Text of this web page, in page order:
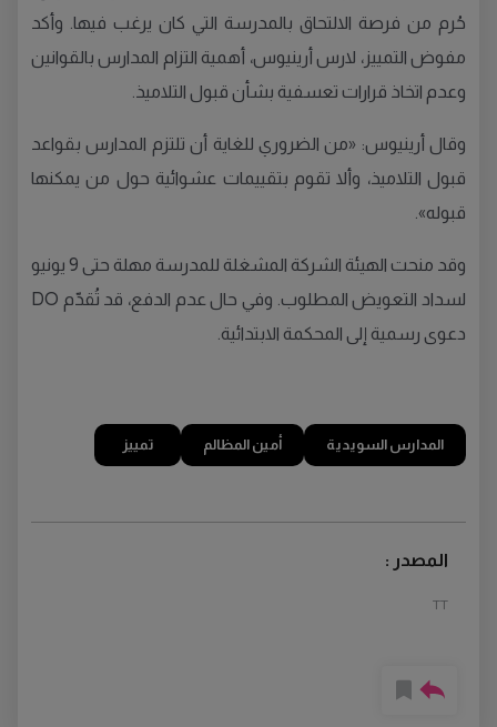
حُرم من فرصة الالتحاق بالمدرسة التي كان يرغب فيها. وأكد
مفوض التمييز، لارس أرينيوس، أهمية التزام المدارس بالقوانين
وعدم اتخاذ قرارات تعسفية بشأن قبول التلاميذ.
وقال أرينيوس: «من الضروري للغاية أن تلتزم المدارس بقواعد
قبول التلاميذ، وألا تقوم بتقييمات عشوائية حول من يمكنها
قبوله».
وقد منحت الهيئة الشركة المشغلة للمدرسة مهلة حتى 9 يونيو
لسداد التعويض المطلوب. وفي حال عدم الدفع، قد تُقدّم DO
دعوى رسمية إلى المحكمة الابتدائية.
المدارس السويدية أمين المظالم تمييز
المصدر :
TT